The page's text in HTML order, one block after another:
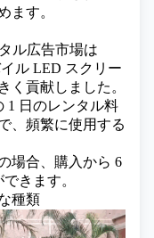
ます。
ル広告市場は
ル LED スクリー
く貢献しました。
1 日のレンタル料
、頻繁に使用する
場合、購入から 6
きます。
種類